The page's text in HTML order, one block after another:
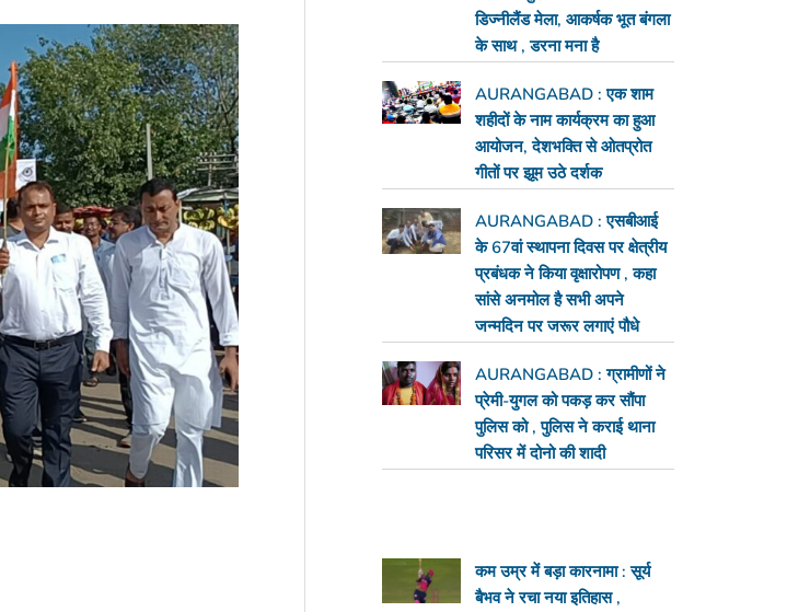
डिज्नीलैंड मेला, आकर्षक भूत बंगला
के साथ , डरना मना है
AURANGABAD : एक शाम
शहीदों के नाम कार्यक्रम का हुआ
आयोजन, देशभक्ति से ओतप्रोत
गीतों पर झूम उठे दर्शक
AURANGABAD : एसबीआई
के 67वां स्थापना दिवस पर क्षेत्रीय
प्रबंधक ने किया वृक्षारोपण , कहा
सांसे अनमोल है सभी अपने
जन्मदिन पर जरूर लगाएं पौधे
AURANGABAD : ग्रामीणों ने
प्रेमी-युगल को पकड़ कर सौंपा
पुलिस को , पुलिस ने कराई थाना
परिसर में दोनो की शादी
कम उम्र में बड़ा कारनामा : सूर्य
बैभव ने रचा नया इतिहास ,